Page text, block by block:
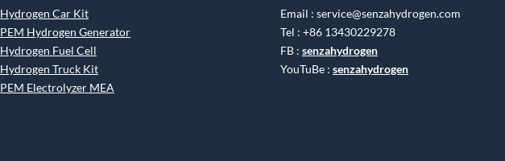
Hydrogen Car Kit
PEM Hydrogen Generator
Hydrogen Fuel Cell
Hydrogen Truck Kit
PEM Electrolyzer MEA
Email : service@senzahydrogen.com
Tel : +86 13430229278
FB : senzahydrogen
YouTuBe : senzahydrogen